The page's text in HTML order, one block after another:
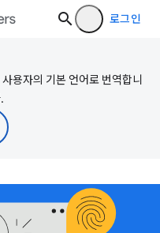
로그인
용자의 기본 언어로 번역합니